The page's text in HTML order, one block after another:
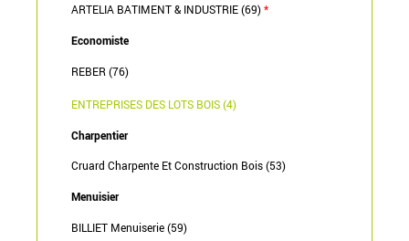
ARTELIA BATIMENT & INDUSTRIE (69)*
Economiste
REBER (76)
ENTREPRISES DES LOTS BOIS (4)
Charpentier
Cruard Charpente Et Construction Bois (53)
Menuisier
BILLIET Menuiserie (59)